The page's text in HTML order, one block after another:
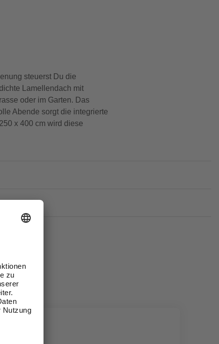
steuerst Du die
Lamellendach mit
oder im Garten. Das
Abende sorgt die integrierte
x 400 cm wird diese